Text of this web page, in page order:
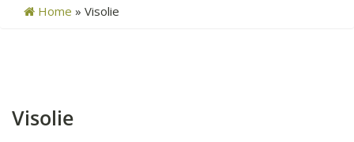
Home » Visolie
Visolie